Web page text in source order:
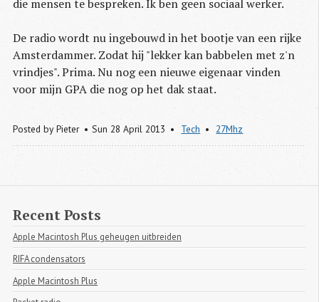
die mensen te bespreken. Ik ben geen sociaal werker.
De radio wordt nu ingebouwd in het bootje van een rijke
Amsterdammer. Zodat hij "lekker kan babbelen met z'n
vrindjes". Prima. Nu nog een nieuwe eigenaar vinden
voor mijn GPA die nog op het dak staat.
Posted byPieter Sun 28 April 2013 Tech 27Mhz
Recent Posts
Apple Macintosh Plus geheugen uitbreiden
RIFA condensators
Apple Macintosh Plus